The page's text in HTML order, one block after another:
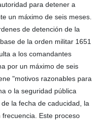
para detener a
un máximo de seis meses.
de detención de la
de la orden militar 1651
a los comandantes
por un máximo de seis
"motivos razonables para
o la seguridad pública
la fecha de caducidad, la
Este proceso